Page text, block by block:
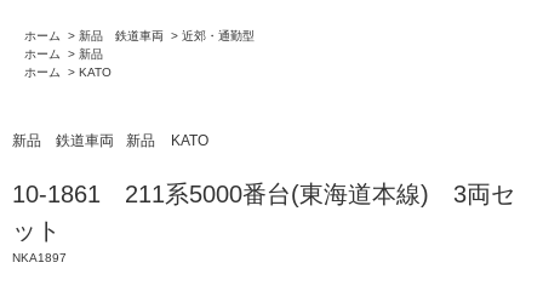
ホーム > 新品 鉄道車両 > 近郊・通勤型
ホーム
> 新品
ホーム
> KATO
新品 鉄道車両 新品 KATO
10-1861 211系5000番台(東海道本線) 3両セ
ット
NKA1897